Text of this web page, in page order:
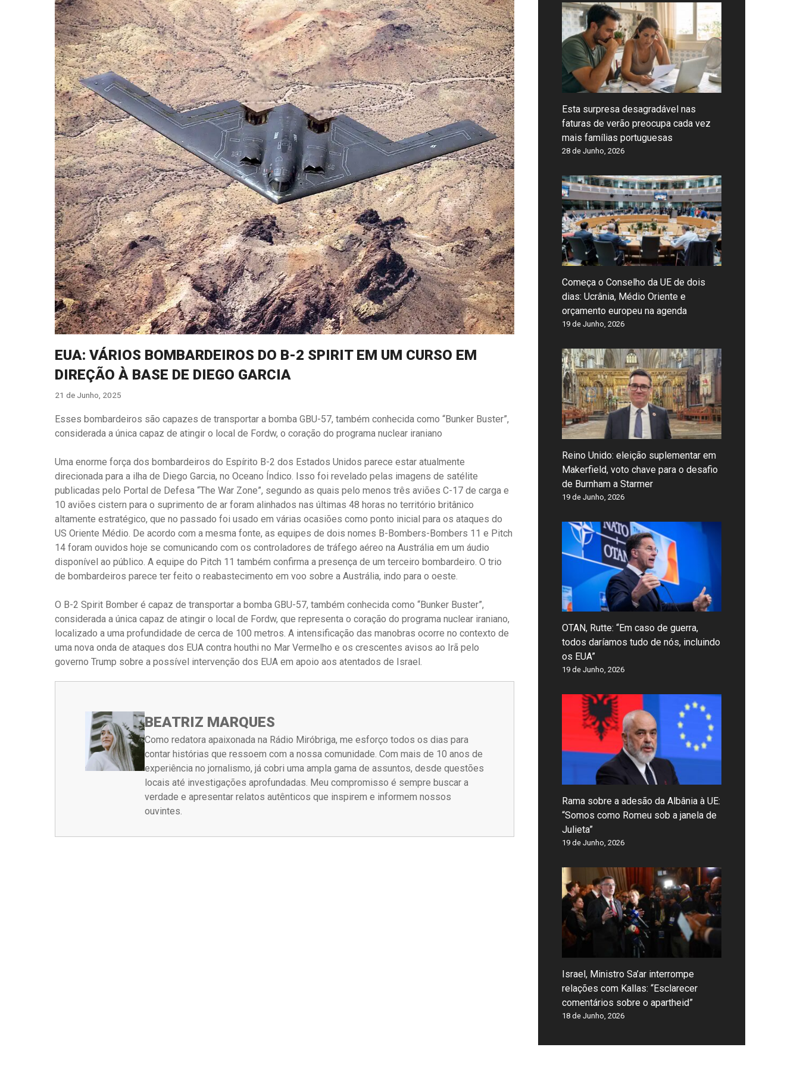
EUA: VÁRIOS BOMBARDEIROS DO B-2 SPIRIT EM UM CURSO EM
DIREÇÃO À BASE DE DIEGO GARCIA
21 de Junho, 2025
Esses bombardeiros são capazes de transportar a bomba GBU-57, também conhecida como “Bunker Buster”,
considerada a única capaz de atingir o local de Fordw, o coração do programa nuclear iraniano
Uma enorme força dos bombardeiros do Espírito B-2 dos Estados Unidos parece estar atualmente
direcionada para a ilha de Diego Garcia, no Oceano Índico. Isso foi revelado pelas imagens de satélite
publicadas pelo Portal de Defesa “The War Zone”, segundo as quais pelo menos três aviões C-17 de carga e
10 aviões cistern para o suprimento de ar foram alinhados nas últimas 48 horas no território britânico
altamente estratégico, que no passado foi usado em várias ocasiões como ponto inicial para os ataques do
US Oriente Médio. De acordo com a mesma fonte, as equipes de dois nomes B-Bombers-Bombers 11 e Pitch
14 foram ouvidos hoje se comunicando com os controladores de tráfego aéreo na Austrália em um áudio
disponível ao público. A equipe do Pitch 11 também confirma a presença de um terceiro bombardeiro. O trio
de bombardeiros parece ter feito o reabastecimento em voo sobre a Austrália, indo para o oeste.
O B-2 Spirit Bomber é capaz de transportar a bomba GBU-57, também conhecida como “Bunker Buster”,
considerada a única capaz de atingir o local de Fordw, que representa o coração do programa nuclear iraniano,
localizado a uma profundidade de cerca de 100 metros. A intensificação das manobras ocorre no contexto de
uma nova onda de ataques dos EUA contra houthi no Mar Vermelho e os crescentes avisos ao Irã pelo
governo Trump sobre a possível intervenção dos EUA em apoio aos atentados de Israel.
BEATRIZ MARQUES
Como redatora apaixonada na Rádio Miróbriga, me esforço todos os dias para
contar histórias que ressoem com a nossa comunidade. Com mais de 10 anos de
experiência no jornalismo, já cobri uma ampla gama de assuntos, desde questões
locais até investigações aprofundadas. Meu compromisso é sempre buscar a
verdade e apresentar relatos autênticos que inspirem e informem nossos
ouvintes.
Esta surpresa desagradável nas
faturas de verão preocupa cada vez
mais famílias portuguesas
28 de Junho, 2026
Começa o Conselho da UE de dois
dias: Ucrânia, Médio Oriente e
orçamento europeu na agenda
19 de Junho, 2026
Reino Unido: eleição suplementar em
Makerfield, voto chave para o desafio
de Burnham a Starmer
19 de Junho, 2026
OTAN, Rutte: “Em caso de guerra,
todos daríamos tudo de nós, incluindo
os EUA”
19 de Junho, 2026
Rama sobre a adesão da Albânia à UE:
“Somos como Romeu sob a janela de
Julieta”
19 de Junho, 2026
Israel, Ministro Sa’ar interrompe
relações com Kallas: “Esclarecer
comentários sobre o apartheid”
18 de Junho, 2026